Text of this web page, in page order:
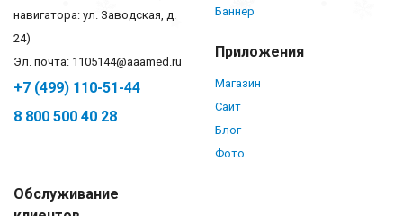
навигатора: ул. Заводская, д.
24)
Эл. почта: 1105144@aaamed.ru
+7 (499) 110-51-44
8 800 500 40 28
Баннер
Приложения
Магазин
Сайт
Блог
Фото
Обслуживание